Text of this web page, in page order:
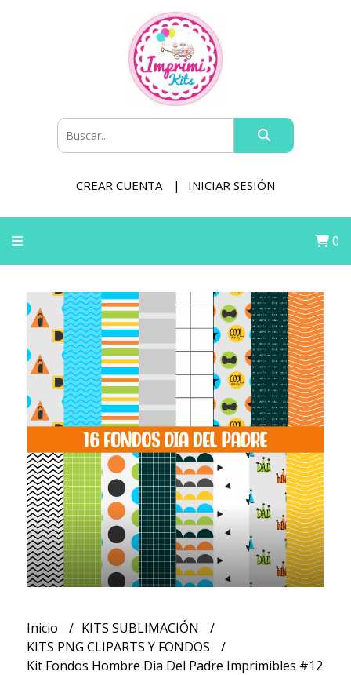
CREAR CUENTA INICIAR SESIÓN
0
Inicio
KITS SUBLIMACIÓN
KITS PNG CLIPARTS Y FONDOS
Kit Fondos Hombre Dia Del Padre Imprimibles #12